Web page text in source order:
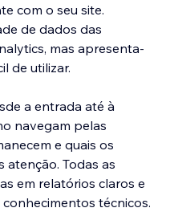
com o seu site.
de dados das
mas apresenta-
de utilizar.
a entrada até à
navegam pelas
e quais os
atenção. Todas as
em relatórios claros e
técnicos.